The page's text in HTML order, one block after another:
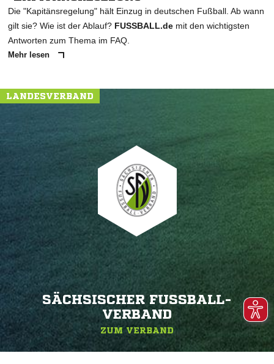
Die "Kapitänsregelung" hält Einzug in deutschen Fußball. Ab wann
gilt sie? Wie ist der Ablauf? FUSSBALL.de mit den wichtigsten
Antworten zum Thema im FAQ.
Mehr lesen
LANDESVERBAND
SÄCHSISCHER FUSSBALL-V
ERBAND
ZUM VERBAND